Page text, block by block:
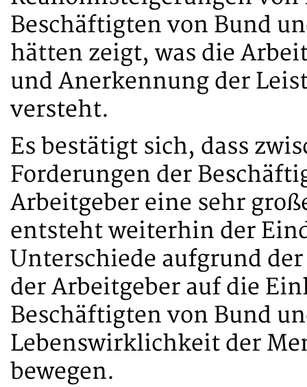
Beschäftigten von Bund
hätten zeigt, was die
und Anerkennung der
versteht.
Es bestätigt sich, dass
Forderungen der
Arbeitgeber eine sehr
entsteht weiterhin der
Unterschiede aufgrund
der Arbeitgeber auf die
Beschäftigten von Bund
Lebenswirklichkeit der
bewegen.